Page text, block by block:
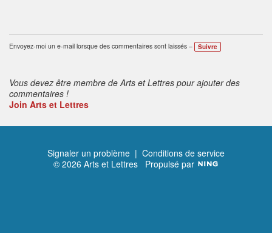
Envoyez-moi un e-mail lorsque des commentaires sont laissés – Suivre
Vous devez être membre de Arts et Lettres pour ajouter des
commentaires !
Join Arts et Lettres
Signaler un problème | Conditions de service
© 2026 Arts et Lettres Propulsé par